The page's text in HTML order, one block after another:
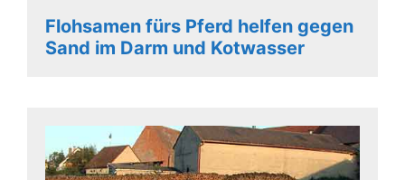
Flohsamen fürs Pferd helfen gegen
Sand im Darm und Kotwasser